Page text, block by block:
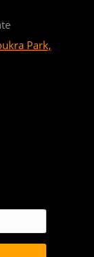
Park,